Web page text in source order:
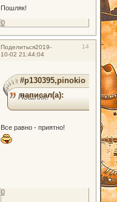
Пошляк!
0
Поделиться 14
2019-
10-02 21:44:04
#p130395,pinokio
написал(а):
Пошляк!
Все равно - приятно!
0